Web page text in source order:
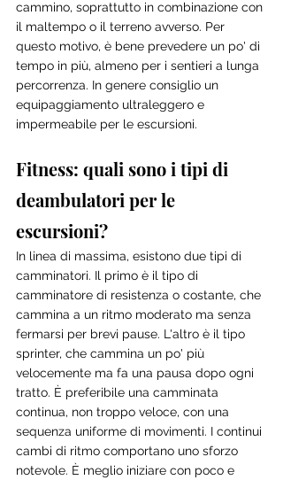
cammino, soprattutto in combinazione con
il maltempo o il terreno avverso. Per
questo motivo, è bene prevedere un po' di
tempo in più, almeno per i sentieri a lunga
percorrenza. In genere consiglio un
equipaggiamento ultraleggero e
impermeabile per le escursioni.
Fitness: quali sono i tipi di
deambulatori per le
escursioni?
In linea di massima, esistono due tipi di
camminatori. Il primo è il tipo di
camminatore di resistenza o costante, che
cammina a un ritmo moderato ma senza
fermarsi per brevi pause. L'altro è il tipo
sprinter, che cammina un po' più
velocemente ma fa una pausa dopo ogni
tratto. È preferibile una camminata
continua, non troppo veloce, con una
sequenza uniforme di movimenti. I continui
cambi di ritmo comportano uno sforzo
notevole. È meglio iniziare con poco e